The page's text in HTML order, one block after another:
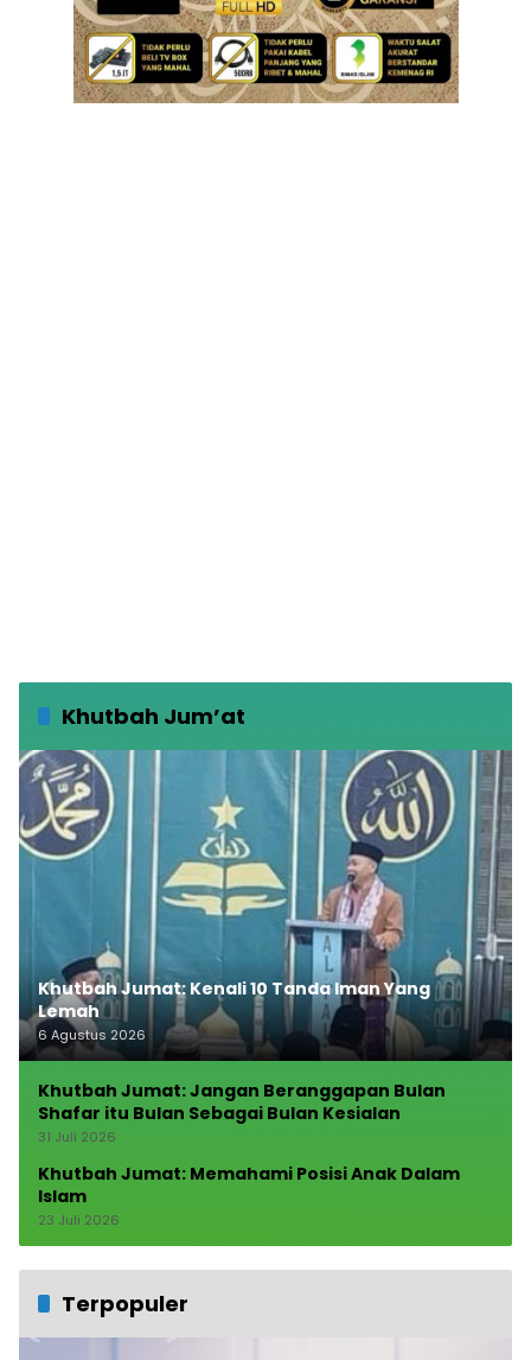
Khutbah Jum’at
Khutbah Jumat: Kenali 10 Tanda Iman Yang
Lemah
6 Agustus 2026
Khutbah Jumat: Jangan Beranggapan Bulan
Shafar itu Bulan Sebagai Bulan Kesialan
31 Juli 2026
Khutbah Jumat: Memahami Posisi Anak Dalam
Islam
23 Juli 2026
Terpopuler